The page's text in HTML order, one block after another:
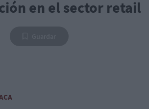
en el sector retail